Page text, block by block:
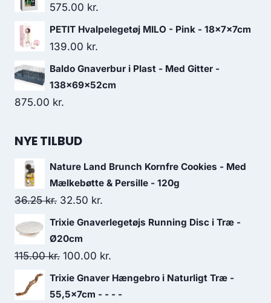
575.00 kr.
PETIT Hvalpelegetøj MILO - Pink - 18x7x7cm
139.00 kr.
Baldo Gnaverbur i Plast - Med Gitter -
138x69x52cm
875.00 kr.
NYE TILBUD
Nature Land Brunch Kornfre Cookies - Med
Mælkebøtte & Persille - 120g
36.25kr. Den
oprindelige
pris
var:
36.25 kr..
32.50 kr.
aktuelle
er:
32.50 kr..
Trixie Gnaverlegetøjs Running Disc i Træ -
Ø20cm
115.00kr. Den
oprindelige
pris
100.00 kr.
aktuelle
pris
Trixie Gnaver Hængebro i Naturligt Træ -
55,5x7cm - - - -